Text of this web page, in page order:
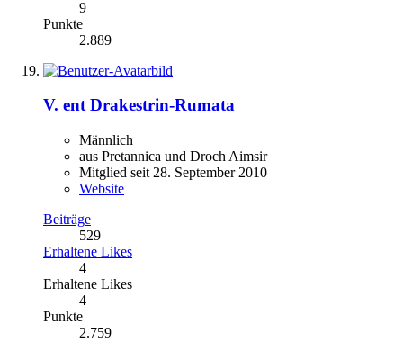
9
Punkte
2.889
V. ent Drakestrin-Rumata
Männlich
aus Pretannica und Droch Aimsir
Mitglied seit 28. September 2010
Website
Beiträge
529
Erhaltene Likes
4
Erhaltene Likes
4
Punkte
2.759